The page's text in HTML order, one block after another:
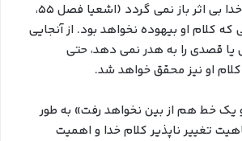
علاوه بر این، کلام خدا بی اثر باز نمی گردد (اشعیا فصل 55،
معنی که کلام او بیهوده نخواهد بود. از آنجایی
یا قصدی را به هدر نمی دهد، حتی
او نیز محقق خواهد شد.
یک خط هم از بین نخواهد رفت» به طور
تغییر ناپذیر کلام خدا و اهمیت